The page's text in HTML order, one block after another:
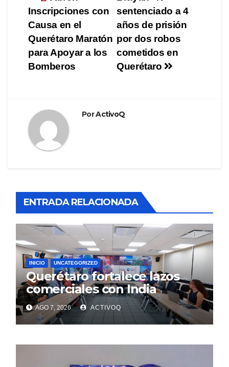
de
entradas
sentenciado a 4
años de prisión
por dos robos
cometidos en
Querétaro
Inscripciones con
Causa en el
Querétaro Maratón
para Apoyar a los
Bomberos
PorActivoQ
ENTRADA RELACIONADA
INICIO UNCATEGORIZED
Querétaro fortalece lazos
comerciales con India
AGO 7, 2026 ACTIVOQ